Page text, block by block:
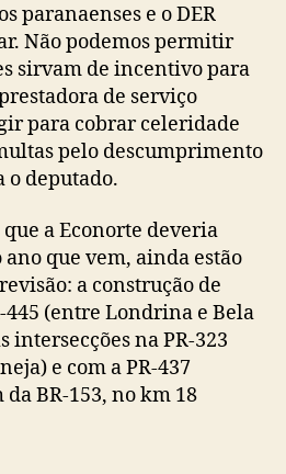
paranaenses e o DER
Não podemos permitir
sirvam de incentivo para
de serviço
para cobrar celeridade
pelo descumprimento
o deputado.
a Econorte deveria
que vem, ainda estão
a construção de
(entre Londrina e Bela
intersecções na PR-323
e com a PR-437
BR-153, no km 18